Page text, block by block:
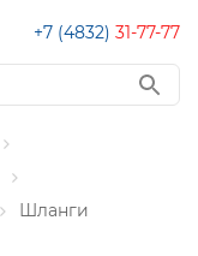
+7 (4832) 31-77-77
Шланги